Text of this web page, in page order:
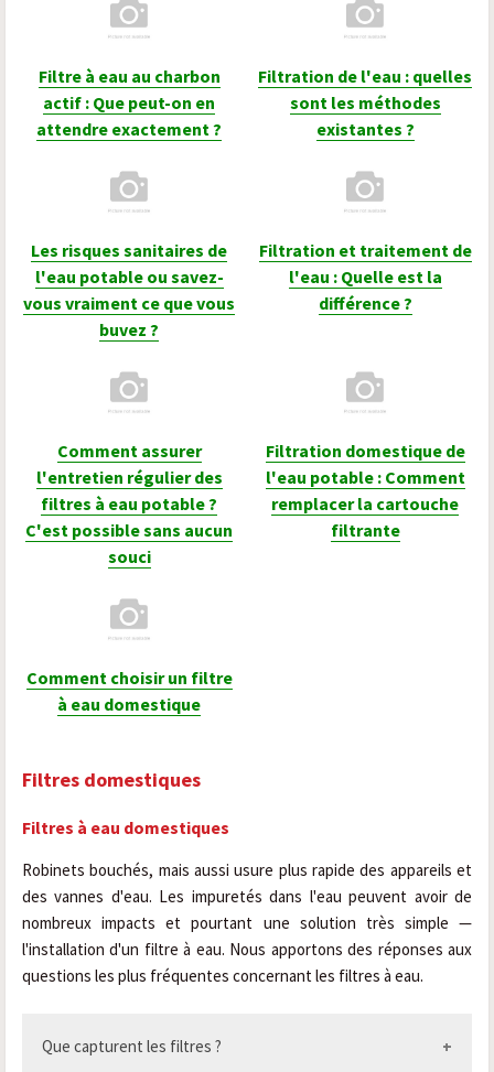
Filtre à eau au charbon
actif : Que peut-on en
attendre exactement ?
Filtration de l'eau : quelles
sont les méthodes
existantes ?
Les risques sanitaires de
l'eau potable ou savez-
vous vraiment ce que vous
buvez ?
Filtration et traitement de
l'eau : Quelle est la
différence ?
Comment assurer
l'entretien régulier des
filtres à eau potable ?
C'est possible sans aucun
souci
Filtration domestique de
l'eau potable : Comment
remplacer la cartouche
filtrante
Comment choisir un filtre
à eau domestique
Filtres domestiques
Filtres à eau domestiques
Robinets bouchés, mais aussi usure plus rapide des appareils et
des vannes d'eau. Les impuretés dans l'eau peuvent avoir de
nombreux impacts et pourtant une solution très simple —
l'installation d'un filtre à eau. Nous apportons des réponses aux
questions les plus fréquentes concernant les filtres à eau.
Que capturent les filtres ?